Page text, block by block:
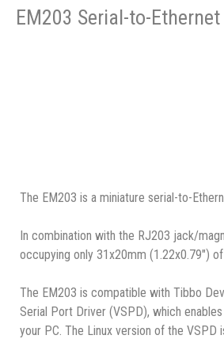
EM203 Serial-to-
The EM203 is a miniature serial-to-
In combination with the RJ203 jack/
occupying only 31x20mm (1.22x0.79")
The EM203 is compatible with Tibbo
Serial Port Driver (VSPD), which
your PC. The Linux version of the VSPD